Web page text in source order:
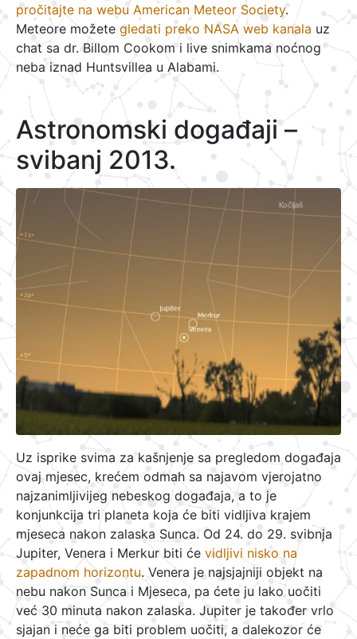
pročitajte na webu American Meteor Society.
Meteore možete gledati preko NASA web kanala uz
chat sa dr. Billom Cookom i live snimkama noćnog
neba iznad Huntsvillea u Alabami.
Astronomski događaji –
svibanj 2013.
Uz isprike svima za kašnjenje sa pregledom događaja
ovaj mjesec, krećem odmah sa najavom vjerojatno
najzanimljivijeg nebeskog događaja, a to je
konjunkcija tri planeta koja će biti vidljiva krajem
mjeseca nakon zalaska Sunca. Od 24. do 29. svibnja
Jupiter, Venera i Merkur biti će vidljivi nisko na
zapadnom horizontu. Venera je najsjajniji objekt na
nebu nakon Sunca i Mjeseca, pa ćete ju lako uočiti
već 30 minuta nakon zalaska. Jupiter je također vrlo
sjajan i neće ga biti problem uočiti, a dalekozor će